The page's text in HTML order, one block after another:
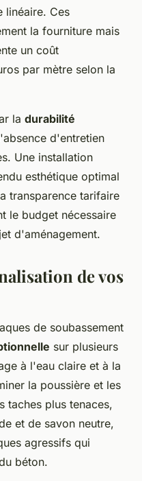
linéaire. Ces
la fourniture mais
un coût
par mètre selon la
la durabilité
d'entretien
Une installation
esthétique optimal
transparence tarifaire
le budget nécessaire
d'aménagement.
de vos
de soubassement
sur plusieurs
à l'eau claire et à la
la poussière et les
taches plus tenaces,
et de savon neutre,
agressifs qui
béton.